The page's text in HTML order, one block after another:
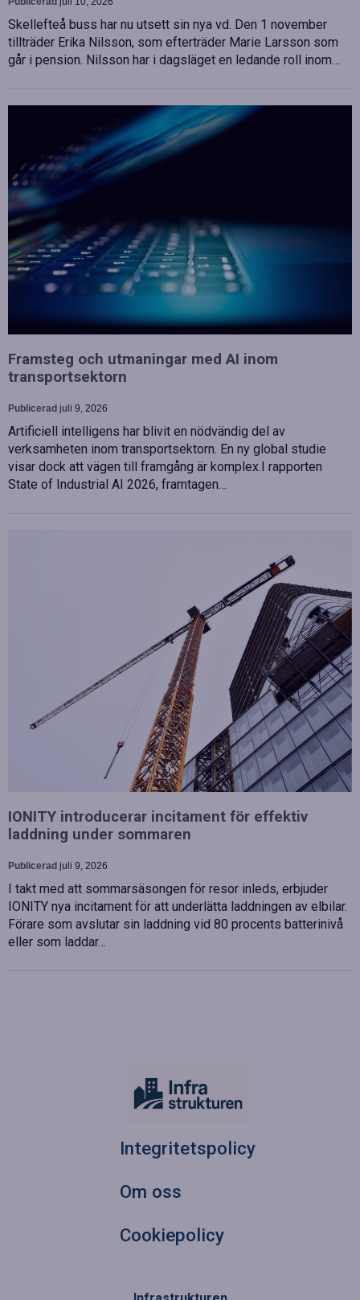
Skellefteå buss har nu utsett sin nya vd. Den 1 november
tillträder Erika Nilsson, som efterträder Marie Larsson som
går i pension. Nilsson har i dagsläget en ledande roll inom…
Framsteg och utmaningar med AI inom
transportsektorn
Publicerad juli 9, 2026
Artificiell intelligens har blivit en nödvändig del av
verksamheten inom transportsektorn. En ny global studie
visar dock att vägen till framgång är komplex.I rapporten
State of Industrial AI 2026, framtagen…
IONITY introducerar incitament för effektiv
laddning under sommaren
Publicerad juli 9, 2026
I takt med att sommarsäsongen för resor inleds, erbjuder
IONITY nya incitament för att underlätta laddningen av elbilar.
Förare som avslutar sin laddning vid 80 procents batterinivå
eller som laddar…
Integritetspolicy
Om oss
Cookiepolicy